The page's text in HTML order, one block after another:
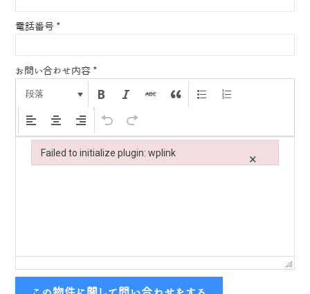
電話番号 *
お問い合わせ内容 *
段落
Failed to initialize plugin: wplink ×
Failed to initialize plugin: wplink